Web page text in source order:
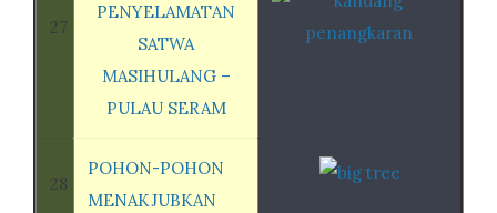
27
PENYELAMATAN
SATWA
MASIHULANG –
PULAU SERAM
28
POHON-POHON
MENAKJUBKAN